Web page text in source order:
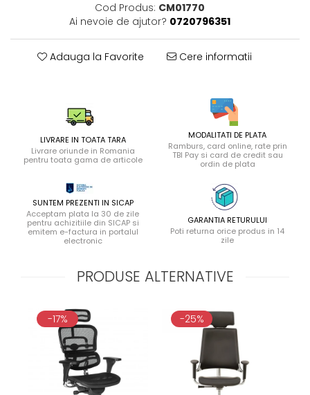
Cod Produs: CM01770
Ai nevoie de ajutor? 0720796351
Adauga la Favorite Cere informatii
LIVRARE IN TOATA TARA
Livrare oriunde in Romania
pentru toata gama de articole
MODALITATI DE PLATA
Ramburs, card online, rate prin
TBI Pay si card de credit sau
ordin de plata
SUNTEM PREZENTI IN SICAP
Acceptam plata la 30 de zile
pentru achizitiile din SICAP si
emitem e-factura in portalul
electronic
GARANTIA RETURULUI
Poti returna orice produs in 14
zile
PRODUSE ALTERNATIVE
-17% -25%